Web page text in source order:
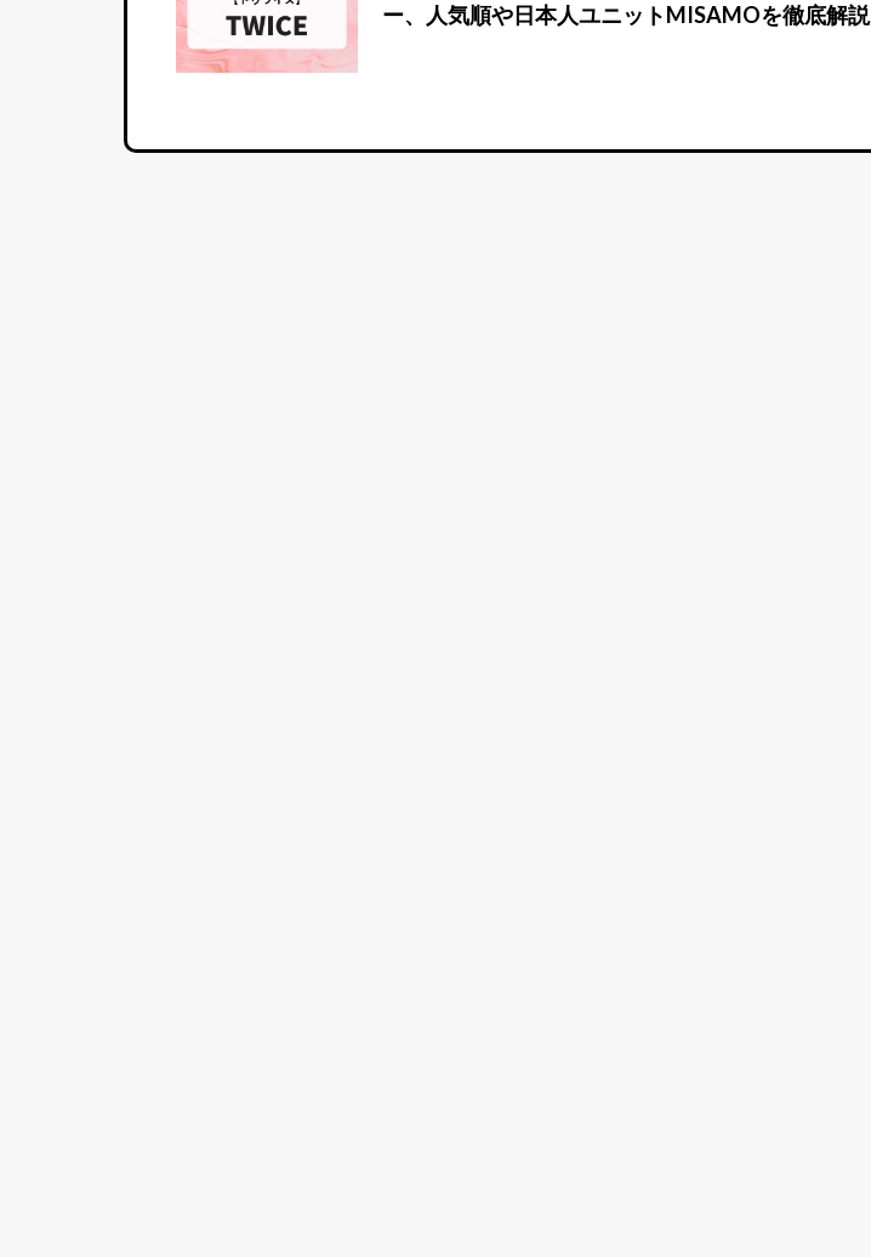
ー、人気順や日本人ユニットMISAMOを徹底解説